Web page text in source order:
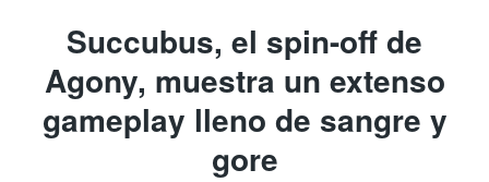
Succubus, el spin-off de
Agony, muestra un extenso
gameplay lleno de sangre y
gore